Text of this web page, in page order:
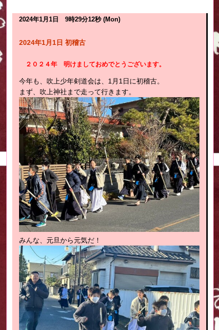
2024年1月1日 9時29分12秒 (Mon)
2024年1月1日 初稽古
２０２４年 明けましておめでとうございます。
今年も、吹上少年剣道会は、1月1日に初稽古。
まず、吹上神社まで走って行きます。
みんな、元旦から元気だ！